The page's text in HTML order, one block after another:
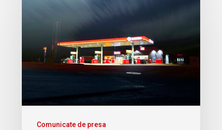
Comunicate de presa